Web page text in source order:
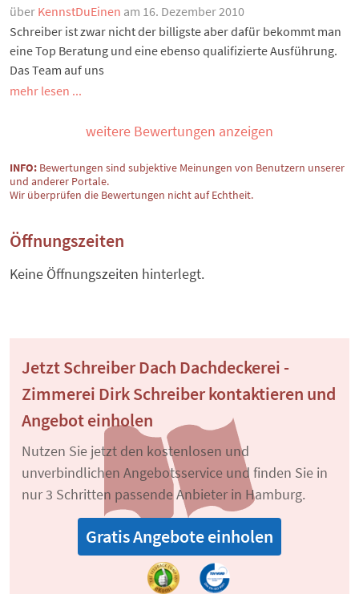
über KennstDuEinen am 16. Dezember 2010
Schreiber ist zwar nicht der billigste aber dafür bekommt man
eine Top Beratung und eine ebenso qualifizierte Ausführung.
Das Team auf uns
mehr lesen ...
weitere Bewertungen anzeigen
INFO: Bewertungen sind subjektive Meinungen von Benutzern unserer
und anderer Portale.
Wir überprüfen die Bewertungen nicht auf Echtheit.
Öffnungszeiten
Keine Öffnungszeiten hinterlegt.
Jetzt Schreiber Dach Dachdeckerei -
Zimmerei Dirk Schreiber kontaktieren und
Angebot einholen
Nutzen Sie jetzt den kostenlosen und
unverbindlichen Angebotsservice und finden Sie in
nur 3 Schritten passende Anbieter in Hamburg.
Gratis Angebote einholen